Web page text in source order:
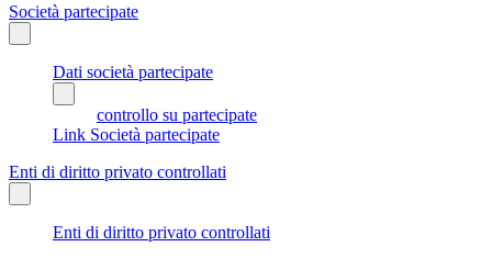
Società partecipate
Dati società partecipate
controllo su partecipate
Link Società partecipate
Enti di diritto privato controllati
Enti di diritto privato controllati